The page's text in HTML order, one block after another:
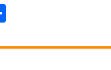
C
m